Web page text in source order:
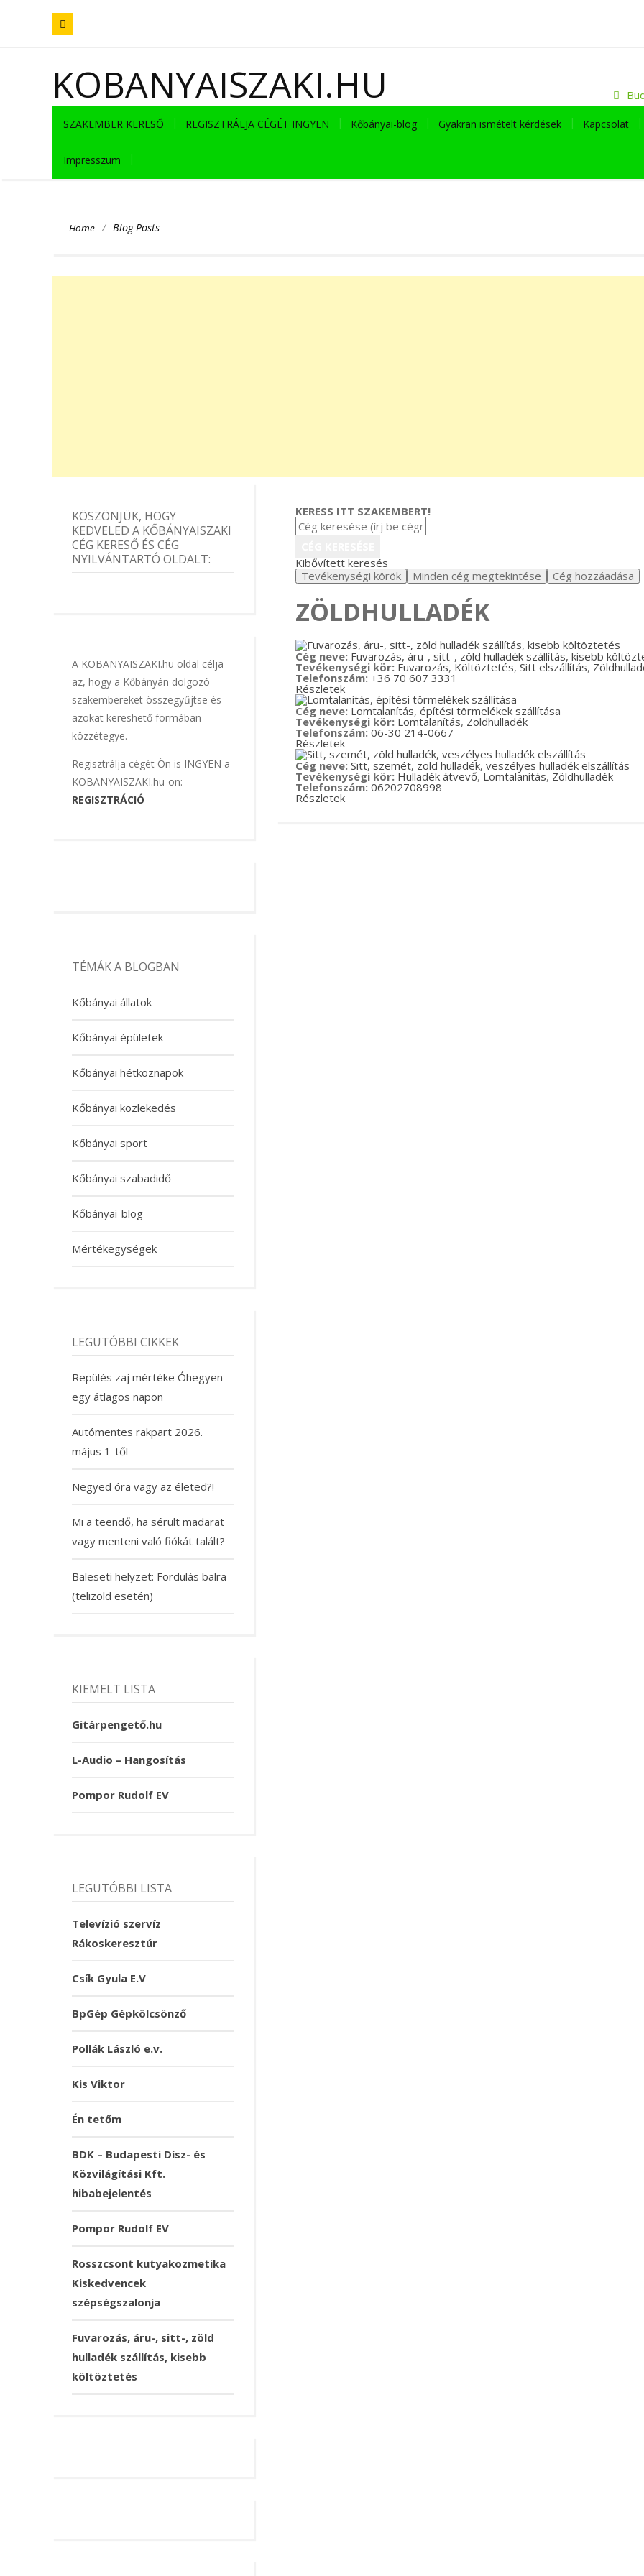
KOBANYAISZAKI.HU
SZAKEMBER KERESŐ REGISZTRÁLJA CÉGÉT INGYEN Kőbányai-blog Gyakran ismételt kérdések Kapcsolat
Impresszum
Home / Blog Posts
KERESS ITT SZAKEMBERT!
Kibővített keresés
ZÖLDHULLADÉK
Cég neve: Fuvarozás, áru-, sitt-, zöld hulladék szállítás, kisebb
Tevékenységi kör: Fuvarozás, Költöztetés, Sitt elszállítás,
Telefonszám: +36 70 607 3331
Részletek
Cég neve: Lomtalanítás, építési törmelékek szállítása
Tevékenységi kör: Lomtalanítás, Zöldhulladék
Telefonszám: 06-30 214-0667
Részletek
Cég neve: Sitt, szemét, zöld hulladék, veszélyes hulladék elszállítás
Tevékenységi kör: Hulladék átvevő,Lomtalanítás, Zöldhulladék
Telefonszám: 06202708998
Részletek
KÖSZÖNJÜK, HOGY
KEDVELED A KŐBÁNYAISZAKI
CÉG KERESŐ ÉS CÉG
NYILVÁNTARTÓ OLDALT:
A KOBANYAISZAKI.hu oldal célja
az, hogy a Kőbányán dolgozó
szakembereket összegyűjtse és
azokat kereshető formában
közzétegye.
Regisztrálja cégét Ön is INGYEN a
KOBANYAISZAKI.hu-on:
REGISZTRÁCIÓ
TÉMÁK A BLOGBAN
Kőbányai állatok
Kőbányai épületek
Kőbányai hétköznapok
Kőbányai közlekedés
Kőbányai sport
Kőbányai szabadidő
Kőbányai-blog
Mértékegységek
LEGUTÓBBI CIKKEK
Repülés zaj mértéke Óhegyen
egy átlagos napon
Autómentes rakpart 2026.
május 1-től
Negyed óra vagy az életed?!
Mi a teendő, ha sérült madarat
vagy menteni való fiókát talált?
Baleseti helyzet: Fordulás balra
(telizöld esetén)
KIEMELT LISTA
Gitárpengető.hu
L-Audio – Hangosítás
Pompor Rudolf EV
LEGUTÓBBI LISTA
Televízió szervíz
Rákoskeresztúr
Csík Gyula E.V
BpGép Gépkölcsönző
Pollák László e.v.
Kis Viktor
Én tetőm
BDK – Budapesti Dísz- és
Közvilágítási Kft.
hibabejelentés
Pompor Rudolf EV
Rosszcsont kutyakozmetika
Kiskedvencek
szépségszalonja
Fuvarozás, áru-, sitt-, zöld
hulladék szállítás, kisebb
költöztetés